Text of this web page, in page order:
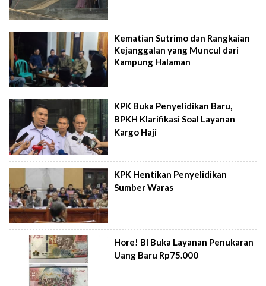
Kematian Sutrimo dan Rangkaian
Kejanggalan yang Muncul dari
Kampung Halaman
KPK Buka Penyelidikan Baru,
BPKH Klarifikasi Soal Layanan
Kargo Haji
KPK Hentikan Penyelidikan
Sumber Waras
Hore! BI Buka Layanan Penukaran
Uang Baru Rp75.000